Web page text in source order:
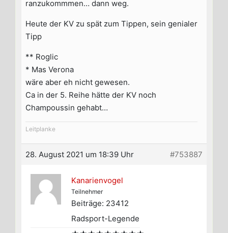
ranzukommmen… dann weg.
Heute der KV zu spät zum Tippen, sein genialer
Tipp
** Roglic
* Mas Verona
wäre aber eh nicht gewesen.
Ca in der 5. Reihe hätte der KV noch
Champoussin gehabt…
Leitplanke
28. August 2021 um 18:39 Uhr #753887
Kanarienvogel
Teilnehmer
Beiträge: 23412
Radsport-Legende